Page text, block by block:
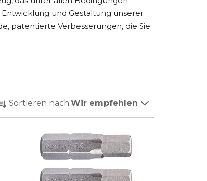
und Gestaltung unserer
patentierte Verbesserungen, die Sie
Sortieren nach:Wir empfehlen